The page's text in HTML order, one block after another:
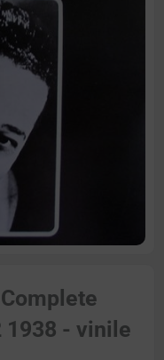
1938 - vinile